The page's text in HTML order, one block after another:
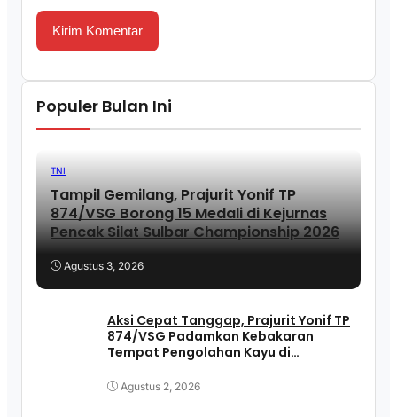
Populer Bulan Ini
TNI
Tampil Gemilang, Prajurit Yonif TP
874/VSG Borong 15 Medali di Kejurnas
Pencak Silat Sulbar Championship 2026
Agustus 3, 2026
Aksi Cepat Tanggap, Prajurit Yonif TP
874/VSG Padamkan Kebakaran
Tempat Pengolahan Kayu di
Agustus 2, 2026